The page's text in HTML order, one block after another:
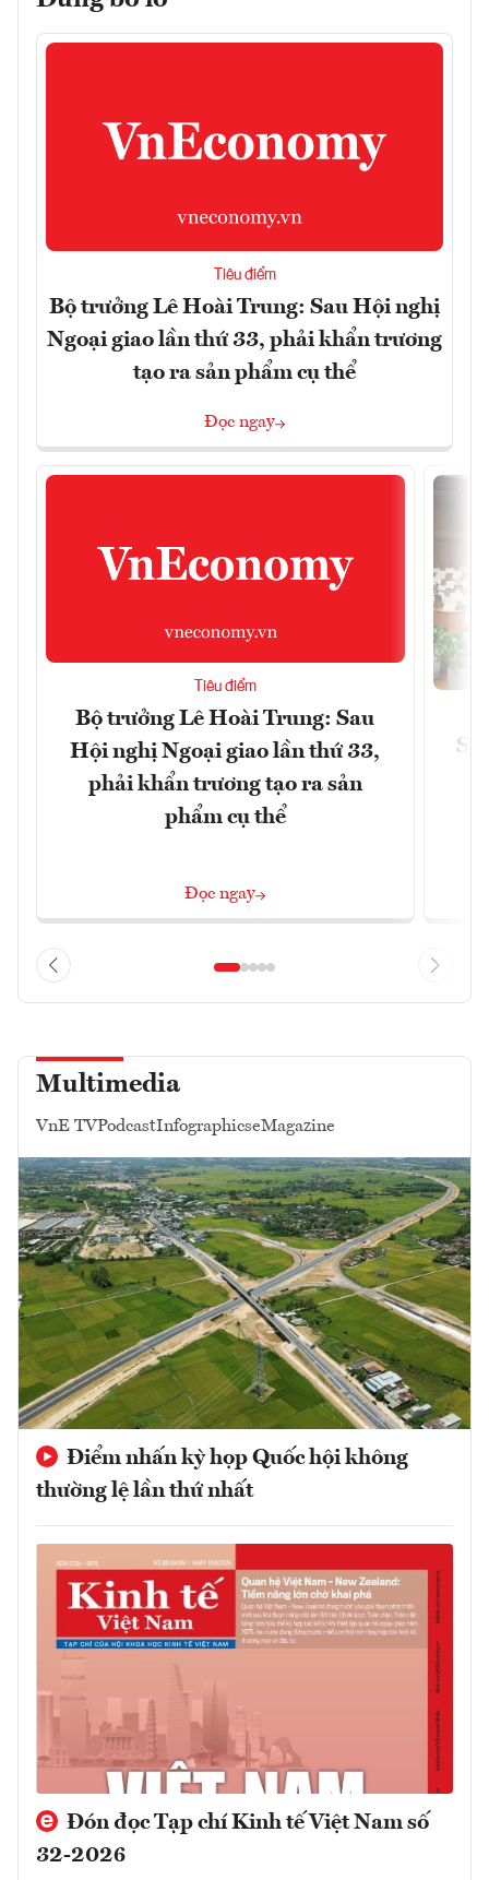
Tiêu điểm
Bộ trưởng Lê Hoài Trung: Sau Hội nghị
Ngoại giao lần thứ 33, phải khẩn trương
tạo ra sản phẩm cụ thể
Đọc ngay
Tiêu điểm
Bộ trưởng Lê Hoài Trung: Sau
Hội nghị Ngoại giao lần thứ 33,
phải khẩn trương tạo ra sản
phẩm cụ thể
Đọc ngay
Multimedia
VnE TVPodcastInfographicseMagazine
Điểm nhấn kỳ họp Quốc hội không
thường lệ lần thứ nhất
Đón đọc Tạp chí Kinh tế Việt Nam số
32-2026